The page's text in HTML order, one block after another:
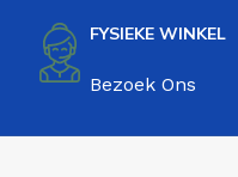
FYSIEKE WINKEL
Bezoek Ons